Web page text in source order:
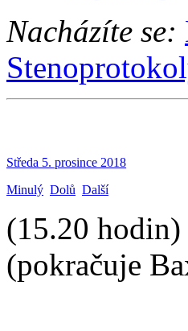
Nacházíte se:
Středa 5. prosince 2018
Minulý Dolů Další
(15.20 hodin)
(pokračuje